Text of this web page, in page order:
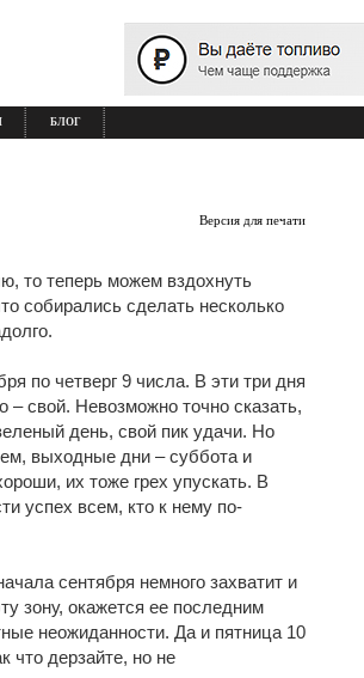
БЛОГ
Версия для печати
то теперь можем вздохнуть
собирались сделать несколько
по четверг 9 числа. В эти три дня
– свой. Невозможно точно сказать,
день, свой пик удачи. Но
выходные дни – суббота и
их тоже грех упускать. В
успех всем, кто к нему по-
сентября немного захватит и
зону, окажется ее последним
неожиданности. Да и пятница 10
что дерзайте, но не